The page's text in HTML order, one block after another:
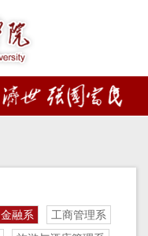
金融系
工商管理系